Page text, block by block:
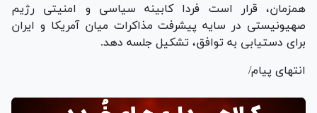
همزمان، قرار است فردا کابینه سیاسی و امنیتی رژیم
صهیونیستی در سایه پیشرفت مذاکرات میان آمریکا و ایران
برای دستیابی به توافق، تشکیل جلسه دهد.
انتهای پیام/